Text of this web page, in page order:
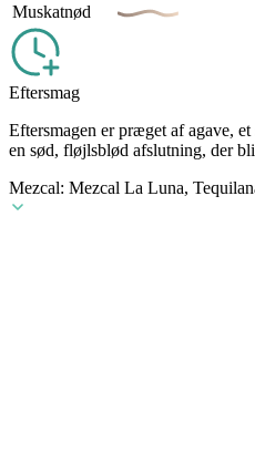
Muskatnød
Eftersmag
Eftersmagen er præget af agave,
en sød, fløjlsblød afslutning, der
Mezcal: Mezcal La Luna,